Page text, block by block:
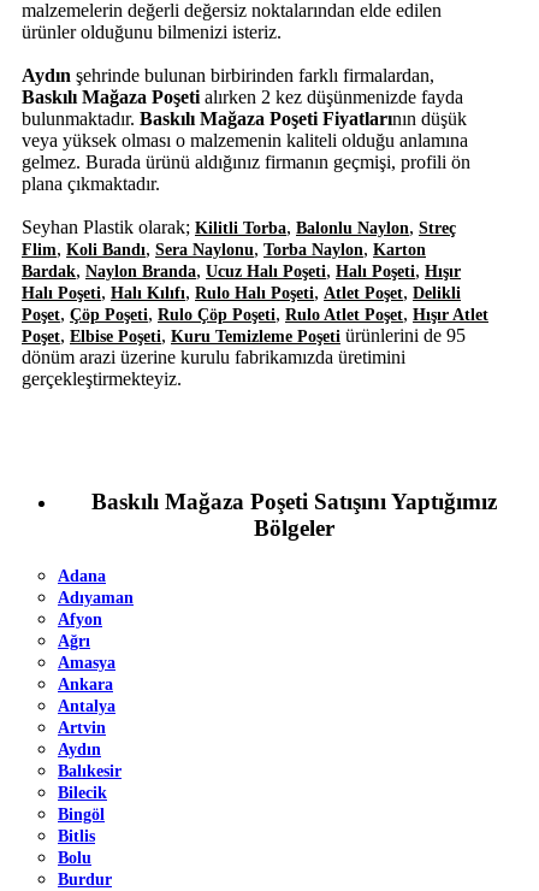
malzemelerin değerli değersiz noktalarından elde edilen
ürünler olduğunu bilmenizi isteriz.
Aydın şehrinde bulunan birbirinden farklı firmalardan,
Baskılı Mağaza Poşeti alırken 2 kez düşünmenizde fayda
bulunmaktadır. Baskılı Mağaza Poşeti Fiyatlarının düşük
veya yüksek olması o malzemenin kaliteli olduğu anlamına
gelmez. Burada ürünü aldığınız firmanın geçmişi, profili ön
plana çıkmaktadır.
Seyhan Plastik olarak; Kilitli Torba, Balonlu Naylon, Streç
Flim, Koli Bandı, Sera Naylonu, Torba Naylon, Karton
Bardak, Naylon Branda, Ucuz Halı Poşeti, Halı Poşeti, Hışır
Halı Poşeti, Halı Kılıfı, Rulo Halı Poşeti, Atlet Poşet, Delikli
Poşet, Çöp Poşeti, Rulo Çöp Poşeti, Rulo Atlet Poşet, Hışır Atlet
Poşet, Elbise Poşeti, Kuru Temizleme Poşeti ürünlerini de 95
dönüm arazi üzerine kurulu fabrikamızda üretimini
gerçekleştirmekteyiz.
Baskılı Mağaza Poşeti Satışını Yaptığımız
Bölgeler
Adana
Adıyaman
Afyon
Ağrı
Amasya
Ankara
Antalya
Artvin
Aydın
Balıkesir
Bilecik
Bingöl
Bitlis
Bolu
Burdur